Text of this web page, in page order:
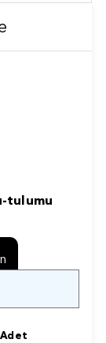
tulumu
Adet